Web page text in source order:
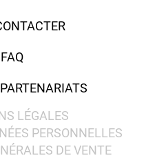
FAQ
LÉGALES
PERSONNELLES
DE VENTE